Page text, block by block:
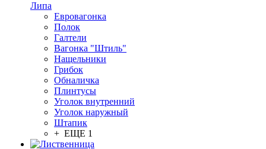
Липа
Евровагонка
Полок
Галтели
Вагонка "Штиль"
Нащельники
Грибок
Обналичка
Плинтусы
Уголок внутренний
Уголок наружный
Штапик
+ ЕЩЕ 1